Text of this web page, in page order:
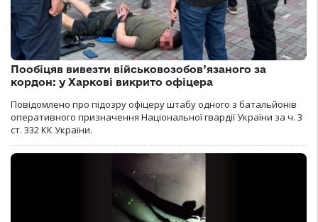
Пообіцяв вивезти військовозобов’язаного за
кордон: у Харкові викрито офіцера
Повідомлено про підозру офіцеру штабу одного з батальйонів
оперативного призначення Національної гвардії України за ч. 3
ст. 332 КК України.